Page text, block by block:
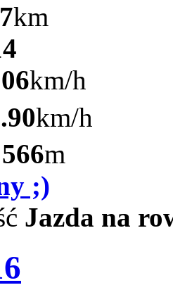
km
km/h
km/h
566m
;)
Jazda na